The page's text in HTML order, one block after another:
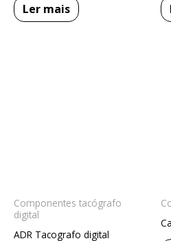
Ler mais
Componentes tacógrafo
digital
ADR Tacografo digital